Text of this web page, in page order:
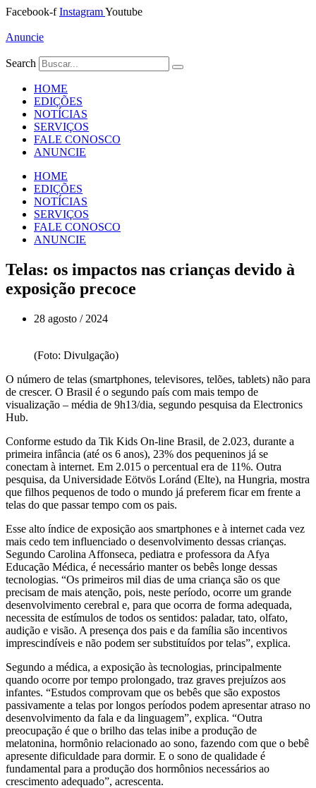
Ir
o
Facebook-f InstagramYoutube
Anuncie
Search
HOME
EDIÇÕES
NOTÍCIAS
SERVIÇOS
FALE CONOSCO
ANUNCIE
HOME
EDIÇÕES
NOTÍCIAS
SERVIÇOS
FALE CONOSCO
ANUNCIE
Telas: os impactos nas crianças devido à
exposição precoce
28 agosto / 2024
(Foto: Divulgação)
O número de telas (smartphones, televisores, telões, tablets) não para
de crescer. O Brasil é o segundo país com mais tempo de
visualização – média de 9h13/dia, segundo pesquisa da Electronics
Hub.
Conforme estudo da Tik Kids On-line Brasil, de 2.023, durante a
primeira infância (até os 6 anos), 23% dos pequeninos já se
conectam à internet. Em 2.015 o percentual era de 11%. Outra
pesquisa, da Universidade Eötvös Loránd (Elte), na Hungria, mostra
que filhos pequenos de todo o mundo já preferem ficar em frente a
telas do que passar tempo com os pais.
Esse alto índice de exposição aos smartphones e à internet cada vez
mais cedo tem influenciado o desenvolvimento dessas crianças.
Segundo Carolina Affonseca, pediatra e professora da Afya
Educação Médica, é necessário manter os bebês longe dessas
tecnologias. “Os primeiros mil dias de uma criança são os que
precisam de mais atenção, pois, neste período, ocorre um grande
desenvolvimento cerebral e, para que ocorra de forma adequada,
necessita de estímulos de todos os sentidos: paladar, tato, olfato,
audição e visão. A presença dos pais e da família são incentivos
imprescindíveis e não podem ser substituídos por telas”, explica.
Segundo a médica, a exposição às tecnologias, principalmente
quando ocorre por tempo prolongado, traz graves prejuízos aos
infantes. “Estudos comprovam que os bebês que são expostos
passivamente a telas por longos períodos podem apresentar atraso no
desenvolvimento da fala e da linguagem”, explica. “Outra
preocupação é que o brilho das telas inibe a produção de
melatonina, hormônio relacionado ao sono, fazendo com que o bebê
apresente dificuldade para dormir. E o sono de qualidade é
fundamental para a produção dos hormônios necessários ao
crescimento adequado”, acrescenta.